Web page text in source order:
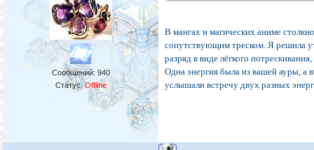
Сообщений: 940
Статус:Offline
В мангах и магических аниме
сопутствующим треском. Я решила
разряд в виде лёгкого
Одна энергия была из вашей ауры, а
услышали встречу двух разных